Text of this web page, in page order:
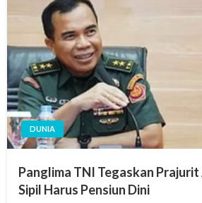
DUNIA
Panglima TNI Tegaskan
Sipil Harus Pensiun Dini